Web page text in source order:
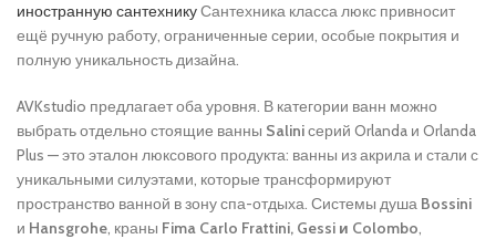
иностранную сантехникуСантехника класса люкс привносит
ещё ручную работу, ограниченные серии, особые покрытия и
полную уникальность дизайна.
AVKstudio предлагает оба уровня. В категории ванн можно
выбрать отдельно стоящие ванны Saliniсерий Orlanda и Orlanda
Plus — это эталон люксового продукта: ванны из акрила и стали с
уникальными силуэтами, которые трансформируют
пространство ванной в зону спа-отдыха. Системы душа Bossini
и Hansgrohe, краны Fima Carlo Frattini, Gessi и Colombo,